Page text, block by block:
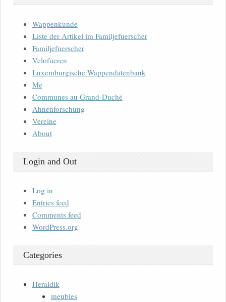
Wappenkunde
Liste der Artikel im Familjefuerscher
Familjefuerscher
Velofueren
Luxemburgische Wappendatenbank
Me
Communes au Grand-Duché
Ahnenforschung
Vereine
About
Login and Out
Log in
Entries feed
Comments feed
WordPress.org
Categories
Heraldik
meubles